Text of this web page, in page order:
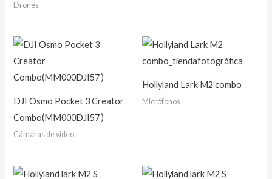
Drones
DJI Osmo Pocket 3 Creator
Combo(MM000DJI57 )
Cámaras de video
Hollyland Lark M2 combo
Micrófonos